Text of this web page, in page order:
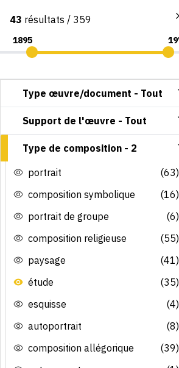
43 résultats / 359
Type œuvre/document - Tout
Support de l'œuvre - Tout
Type de composition - 2
portrait
(63)
composition symbolique
(16)
portrait de groupe
(6)
composition religieuse
(55)
paysage
(41)
étude
(35)
esquisse
(4)
autoportrait
(8)
composition allégorique
(39)